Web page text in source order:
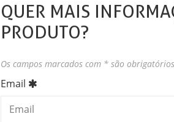
QUER MAIS
PRODUTO?
Os campos marcados com * são obrigatórios
Email